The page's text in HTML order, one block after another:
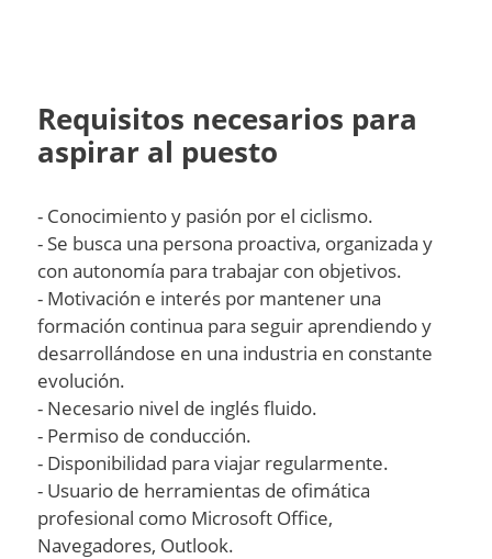
Requisitos necesarios para
aspirar al puesto
- Conocimiento y pasión por el ciclismo.
- Se busca una persona proactiva, organizada y
con autonomía para trabajar con objetivos.
- Motivación e interés por mantener una
formación continua para seguir aprendiendo y
desarrollándose en una industria en constante
evolución.
- Necesario nivel de inglés fluido.
- Permiso de conducción.
- Disponibilidad para viajar regularmente.
- Usuario de herramientas de ofimática
profesional como Microsoft Office,
Navegadores, Outlook.